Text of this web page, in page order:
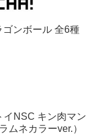
ゴンボール 全6種
イNSC キン肉マン
ムネカラーver.）